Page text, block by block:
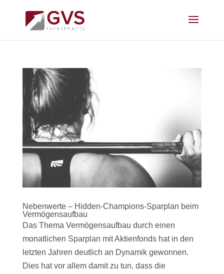
Nebenwerte – Hidden-Champions-Sparplan beim
Vermögensaufbau
Das Thema Vermögensaufbau durch einen
monatlichen Sparplan mit Aktienfonds hat in den
letzten Jahren deutlich an Dynamik gewonnen.
Dies hat vor allem damit zu tun, dass die